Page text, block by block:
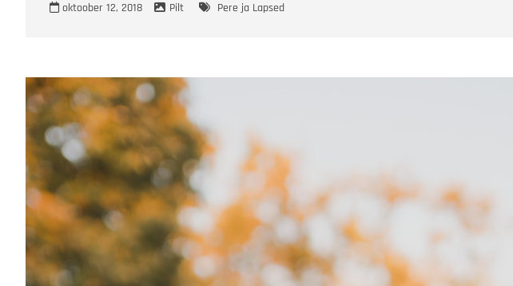
oktoober 12, 2018 Pilt Pere ja Lapsed